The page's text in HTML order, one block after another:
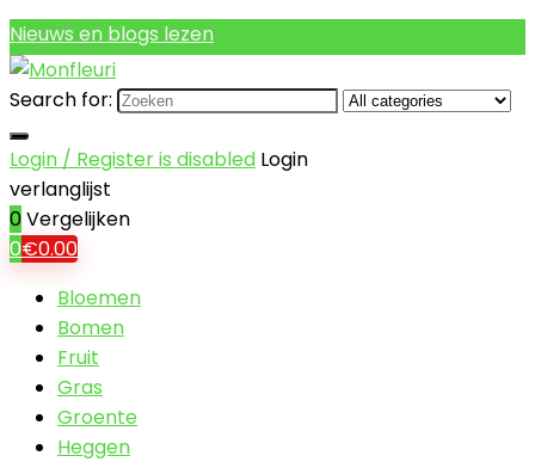
Nieuws en blogs lezen
Search for:
Login / Register is disabled Login
verlanglijst
0Vergelijken
0€0.00
Bloemen
Bomen
Fruit
Gras
Groente
Heggen